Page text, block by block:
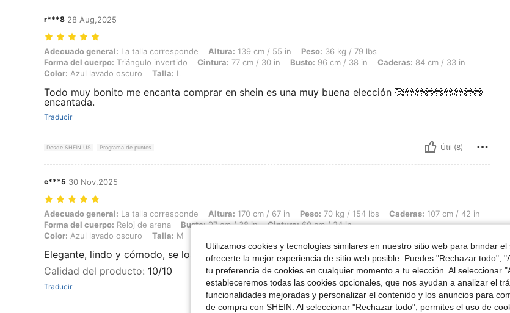
r***8 28 Aug,2025
Adecuado general: La talla corresponde, Altura: 139 cm / 55 in, Peso: 36 kg / 79 lbs, Forma del cuerpo: Triángulo invertido, Cintura: 77
Adecuado general: La talla corresponde Altura: 139 cm / 55 in Peso: 36 kg / 79 lbs
Forma del cuerpo: Triángulo invertido Cintura: 77 cm / 30 in Busto: 96 cm / 38 in Caderas: 84 cm / 33 in
Color: Azul lavado oscuro Talla: L
Todo muy bonito me encanta comprar en shein es una muy buena elección 🥰😍😍😍😍😍😍😍😍
encantada.
Traducir
Desde SHEIN US Programa de puntos Útil (8)
c***5 30 Nov,2025
Adecuado general: La talla corresponde, Altura: 170 cm / 67 in, Peso: 70 kg / 154 lbs, Caderas: 107 cm / 42 in, Forma del cuerpo: Reloj
Adecuado general: La talla corresponde Altura: 170 cm / 67 in Peso: 70 kg / 154 lbs Caderas: 107 cm / 42 in
Forma del cuerpo: Reloj de arena Busto:97 cm / 38 in Cintura:60 cm / 24 in
Color: Azul lavado oscuro Talla: M
Elegante, lindo y cómodo, se los recomiendo
Calidad del producto: 10/10
Traducir
Utilizamos cookies y tecnologías similares en nuestro sitio web para brindar
ofrecerte la mejor experiencia de sitio web posible. Puedes "Rechazar todo",
tu preferencia de cookies en cualquier momento a tu elección. Al seleccionar
estableceremos todas las cookies opcionales, que nos ayudan a analizar el
funcionalidades mejoradas y personalizar el contenido y los anuncios para
de compra con SHEIN. Al seleccionar "Rechazar todo", permites el uso de